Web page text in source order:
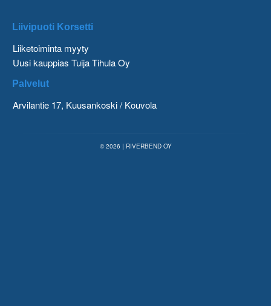
Liivipuoti Korsetti
Liiketoiminta myyty
Uusi kauppias Tuija Tihula Oy
Palvelut
Arvilantie 17, Kuusankoski / Kouvola
© 2026 | RIVERBEND OY